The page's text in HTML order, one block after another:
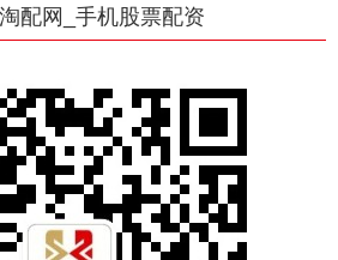
配网_手机股票配资